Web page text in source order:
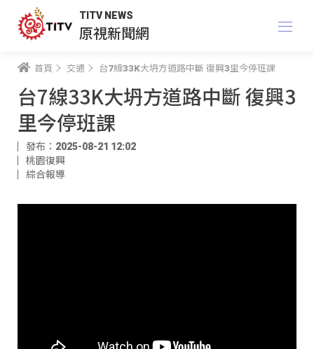
TITV NEWS
原視新聞網
首頁 交通 台7線33K大坍方道路中斷 復興3里今停班課
台7線33K大坍方道路中斷 復興3
里今停班課
發布：2025-08-21 12:02
桃園復興
綜合報導